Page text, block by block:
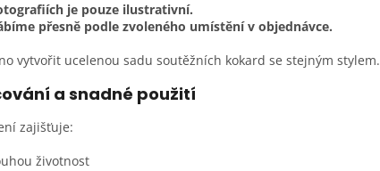
je pouze ilustrativní.
přesně podle zvoleného umístění v objednávce.
vytvořit ucelenou sadu soutěžních kokard se stejným stylem.
a snadné použití
zajišťuje:
životnost